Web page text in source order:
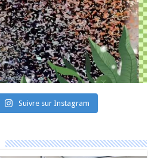
Suivre sur Instagram